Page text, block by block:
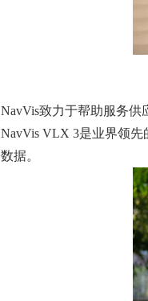
NavVis致力于帮助服务
NavVis VLX 3是业界领
数据。